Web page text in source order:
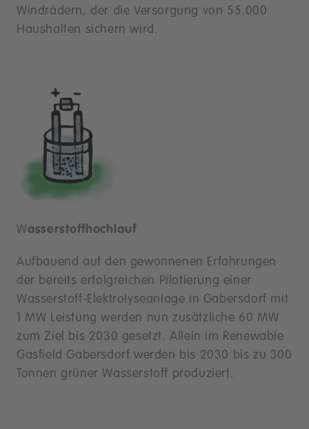
Windrädern, der die Versorgung von 55.000
Haushalten sichern wird.
Wasserstoffhochlauf
Aufbauend auf den gewonnenen Erfahrungen
der bereits erfolgreichen Pilotierung einer
Wasserstoff-Elektrolyseanlage in Gabersdorf mit
1 MW Leistung werden nun zusätzliche 60 MW
zum Ziel bis 2030 gesetzt. Allein im Renewable
Gasfield Gabersdorf werden bis 2030 bis zu 300
Tonnen grüner Wasserstoff produziert.